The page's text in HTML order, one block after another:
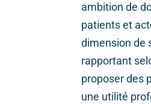
ambition de
patients et
dimension de
rapportant
proposer des
une utilité